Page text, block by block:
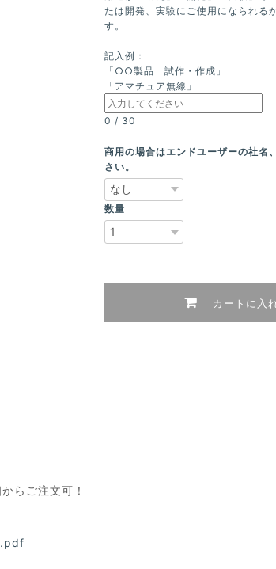
たは開発、実験にご使用になられる
す。
記入例：
「○○製品 試作・作成」
「アマチュア無線」
0 / 30
商用の場合はエンドユーザーの社名
さい。
数量
カートに入
らご注文可！